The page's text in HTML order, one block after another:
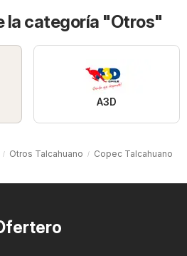
la categoría "Otros"
A3D
Otros Talcahuano Copec Talcahuano